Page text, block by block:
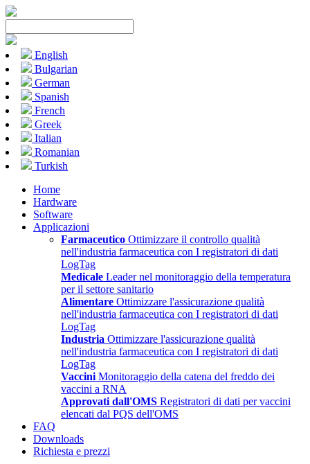
English
Bulgarian
German
Spanish
French
Greek
Italian
Romanian
Turkish
Home
Hardware
Software
Applicazioni
Farmaceutico Ottimizzare il controllo qualità
nell'industria farmaceutica con I registratori di dati
LogTag
Medicale Leader nel monitoraggio della temperatura
per il settore sanitario
Alimentare Ottimizzare l'assicurazione qualità
nell'industria farmaceutica con I registratori di dati
LogTag
Industria Ottimizzare l'assicurazione qualità
nell'industria farmaceutica con I registratori di dati
LogTag
Vaccini Monitoraggio della catena del freddo dei
vaccini a RNA
Approvati dall'OMS Registratori di dati per vaccini
elencati dal PQS dell'OMS
FAQ
Downloads
Richiesta e prezzi